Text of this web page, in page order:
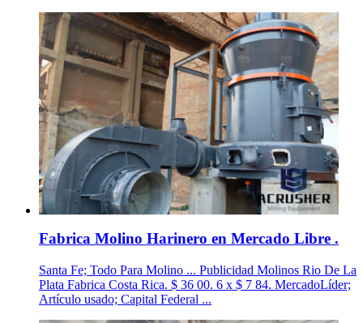
Fabrica Molino Harinero en Mercado Libre .
Santa Fe; Todo Para Molino ... Publicidad Molinos Rio De La
Plata Fabrica Costa Rica. $ 36 00. 6 x $ 7 84. MercadoLíder;
Artículo usado; Capital Federal ...